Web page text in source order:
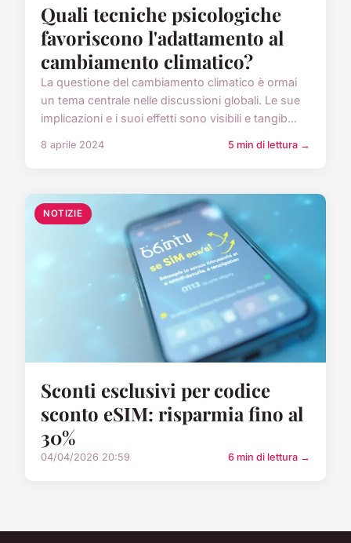
Quali tecniche psicologiche
favoriscono l'adattamento al
cambiamento climatico?
La questione del cambiamento climatico è ormai
un tema centrale nelle discussioni globali. Le sue
implicazioni e i suoi effetti sono visibili e tangib...
8 aprile 2024 5 min di lettura →
NOTIZIE
Sconti esclusivi per codice
sconto eSIM: risparmia fino al
30%
04/04/2026 20:59 6 min di lettura →